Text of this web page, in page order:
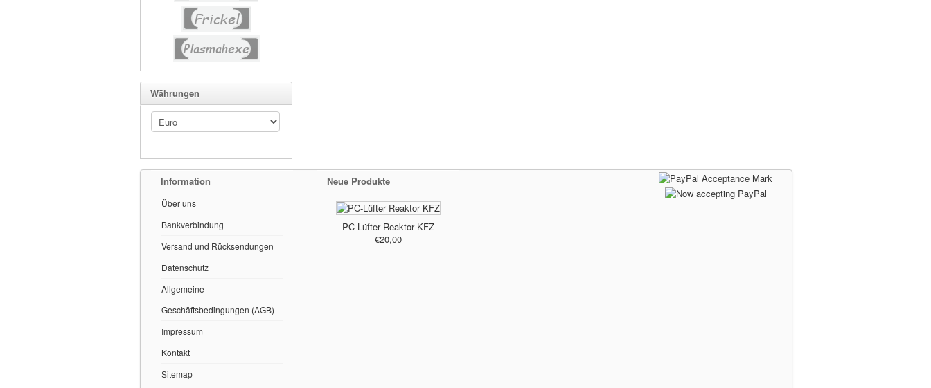
Währungen
Information
Über uns
Bankverbindung
Versand und Rücksendungen
Datenschutz
Allgemeine
Geschäftsbedingungen (AGB)
Impressum
Kontakt
Sitemap
Neue Produkte
PC-Lüfter Reaktor KFZ
€20,00